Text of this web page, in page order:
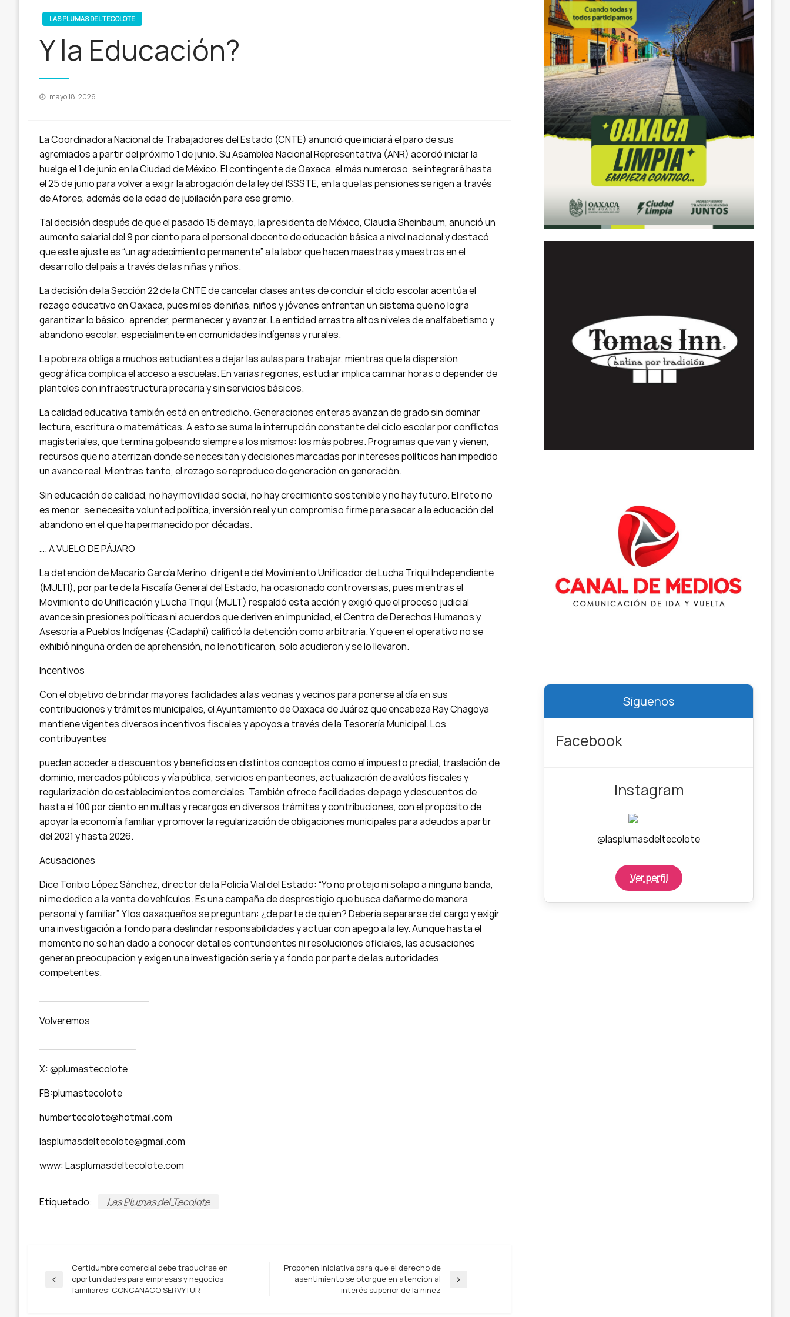
LAS PLUMAS DEL TECOLOTE
Y la Educación?
Publicado
mayo 18, 2026
La Coordinadora Nacional de Trabajadores del Estado (CNTE) anunció que iniciará el paro de sus
agremiados a partir del próximo 1 de junio. Su Asamblea Nacional Representativa (ANR) acordó iniciar la
huelga el 1 de junio en la Ciudad de México. El contingente de Oaxaca, el más numeroso, se integrará hasta
el 25 de junio para volver a exigir la abrogación de la ley del ISSSTE, en la que las pensiones se rigen a través
de Afores, además de la edad de jubilación para ese gremio.
Tal decisión después de que el pasado 15 de mayo, la presidenta de México, Claudia Sheinbaum, anunció un
aumento salarial del 9 por ciento para el personal docente de educación básica a nivel nacional y destacó
que este ajuste es “un agradecimiento permanente” a la labor que hacen maestras y maestros en el
desarrollo del país a través de las niñas y niños.
La decisión de la Sección 22 de la CNTE de cancelar clases antes de concluir el ciclo escolar acentúa el
rezago educativo en Oaxaca, pues miles de niñas, niños y jóvenes enfrentan un sistema que no logra
garantizar lo básico: aprender, permanecer y avanzar. La entidad arrastra altos niveles de analfabetismo y
abandono escolar, especialmente en comunidades indígenas y rurales.
La pobreza obliga a muchos estudiantes a dejar las aulas para trabajar, mientras que la dispersión
geográfica complica el acceso a escuelas. En varias regiones, estudiar implica caminar horas o depender de
planteles con infraestructura precaria y sin servicios básicos.
La calidad educativa también está en entredicho. Generaciones enteras avanzan de grado sin dominar
lectura, escritura o matemáticas. A esto se suma la interrupción constante del ciclo escolar por conflictos
magisteriales, que termina golpeando siempre a los mismos: los más pobres. Programas que van y vienen,
recursos que no aterrizan donde se necesitan y decisiones marcadas por intereses políticos han impedido
un avance real. Mientras tanto, el rezago se reproduce de generación en generación.
Sin educación de calidad, no hay movilidad social, no hay crecimiento sostenible y no hay futuro. El reto no
es menor: se necesita voluntad política, inversión real y un compromiso firme para sacar a la educación del
abandono en el que ha permanecido por décadas.
…. A VUELO DE PÁJARO
La detención de Macario García Merino, dirigente del Movimiento Unificador de Lucha Triqui Independiente
(MULTI), por parte de la Fiscalía General del Estado, ha ocasionado controversias, pues mientras el
Movimiento de Unificación y Lucha Triqui (MULT) respaldó esta acción y exigió que el proceso judicial
avance sin presiones políticas ni acuerdos que deriven en impunidad, el Centro de Derechos Humanos y
Asesoría a Pueblos Indígenas (Cadaphi) calificó la detención como arbitraria. Y que en el operativo no se
exhibió ninguna orden de aprehensión, no le notificaron, solo acudieron y se lo llevaron.
Incentivos
Con el objetivo de brindar mayores facilidades a las vecinas y vecinos para ponerse al día en sus
contribuciones y trámites municipales, el Ayuntamiento de Oaxaca de Juárez que encabeza Ray Chagoya
mantiene vigentes diversos incentivos fiscales y apoyos a través de la Tesorería Municipal. Los
contribuyentes
pueden acceder a descuentos y beneficios en distintos conceptos como el impuesto predial, traslación de
dominio, mercados públicos y vía pública, servicios en panteones, actualización de avalúos fiscales y
regularización de establecimientos comerciales. También ofrece facilidades de pago y descuentos de
hasta el 100 por ciento en multas y recargos en diversos trámites y contribuciones, con el propósito de
apoyar la economía familiar y promover la regularización de obligaciones municipales para adeudos a partir
del 2021 y hasta 2026.
Acusaciones
Dice Toribio López Sánchez, director de la Policía Vial del Estado: “Yo no protejo ni solapo a ninguna banda,
ni me dedico a la venta de vehículos. Es una campaña de desprestigio que busca dañarme de manera
personal y familiar”. Y los oaxaqueños se preguntan: ¿de parte de quién? Debería separarse del cargo y exigir
una investigación a fondo para deslindar responsabilidades y actuar con apego a la ley. Aunque hasta el
momento no se han dado a conocer detalles contundentes ni resoluciones oficiales, las acusaciones
generan preocupación y exigen una investigación seria y a fondo por parte de las autoridades
competentes.
Volveremos
X: @plumastecolote
FB:plumastecolote
humbertecolote@hotmail.com
lasplumasdeltecolote@gmail.com
www: Lasplumasdeltecolote.com
Etiquetado: Las Plumas del Tecolote
Navegación
Entrada
anterior
Certidumbre comercial debe traducirse en
oportunidades para empresas y negocios
familiares: CONCANACO SERVYTUR
Entrada
Proponen iniciativa para que el derecho de
asentimiento se otorgue en atención al
interés superior de la niñez
Síguenos
Facebook
Instagram
@lasplumasdeltecolote
Ver perfil